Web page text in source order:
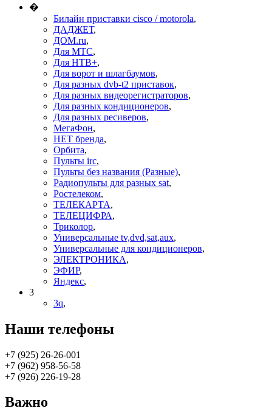
�
Билайн приставки cisco / motorola,
ДАДЖЕТ,
ДОМ.ru,
Для МТС,
Для НТВ+,
Для ворот и шлагбаумов,
Для разных dvb-t2 приставок,
Для разных видеорегистраторов,
Для разных кондиционеров,
Для разных ресиверов,
МегаФон,
НЕТ бренда,
Орбита,
Пульты irc,
Пульты без названия (Разные),
Радиопульты для разных sat,
Ростелеком,
ТЕЛЕКАРТА,
ТЕЛЕЦИФРА,
Триколор,
Универсальные tv,dvd,sat,aux,
Универсальные для кондиционеров,
ЭЛЕКТРОНИКА,
ЭФИР,
Яндекс,
3
3q,
Наши телефоны
+7 (925) 26-26-001
+7 (962) 958-56-58
+7 (926) 226-19-28
Важно